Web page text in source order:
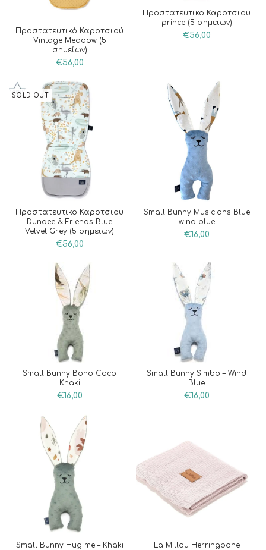
Προστατευτικό Καροτσιού
Vintage Meadow (5
σημείων)
€56,00
Προστατευτικο Καροτσιου
prince (5 σημειων)
€56,00
SOLD OUT
Προστατευτικο Καροτσιου
Dundee & Friends Blue
Velvet Grey (5 σημειων)
€56,00
Small Bunny Musicians Blue
wind blue
€16,00
Small Bunny Boho Coco
Khaki
€16,00
Small Bunny Simbo – Wind
Blue
€16,00
Small Bunny Hug me – Khaki
La Millou Herringbone